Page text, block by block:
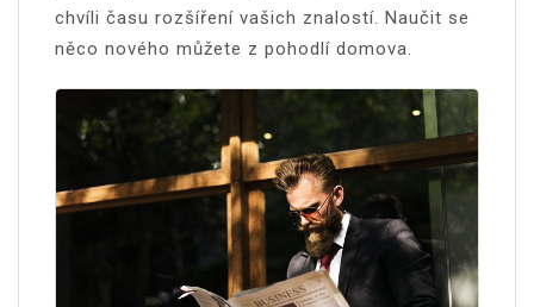
chvíli času rozšíření vašich znalostí. Naučit se
něco nového můžete z pohodlí domova.